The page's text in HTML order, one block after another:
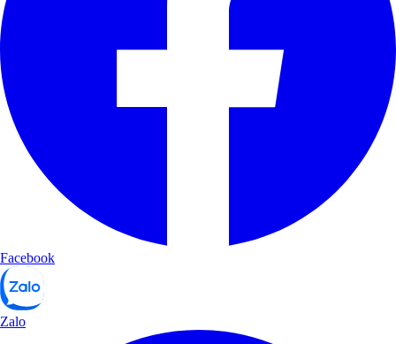
Facebook
Zalo